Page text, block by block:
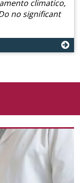
climatico,
no significant